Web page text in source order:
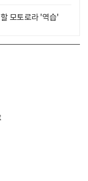
모토로라 '역습'